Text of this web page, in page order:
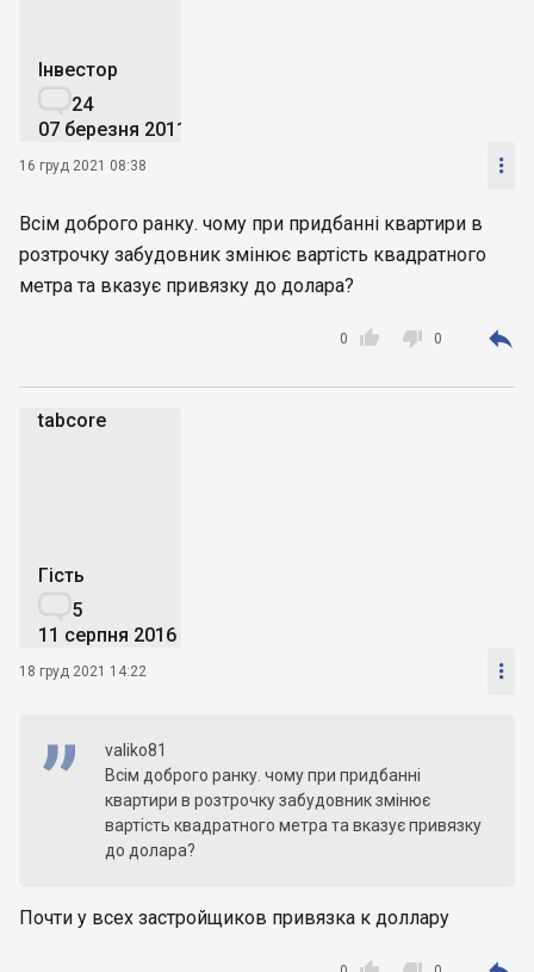
Інвестор
24
07 березня 2011
16 груд 2021 08:38 
Всім доброго ранку. чому при придбанні квартири в
розтрочку забудовник змінює вартість квадратного
метра та вказує привязку до долара?

0  0 
tabcore
Гість
5
11 серпня 2016
18 груд 2021 14:22 
valiko81
Всім доброго ранку. чому при придбанні
квартири в розтрочку забудовник змінює
вартість квадратного метра та вказує привязку
до долара?
Почти у всех застройщиков привязка к доллару